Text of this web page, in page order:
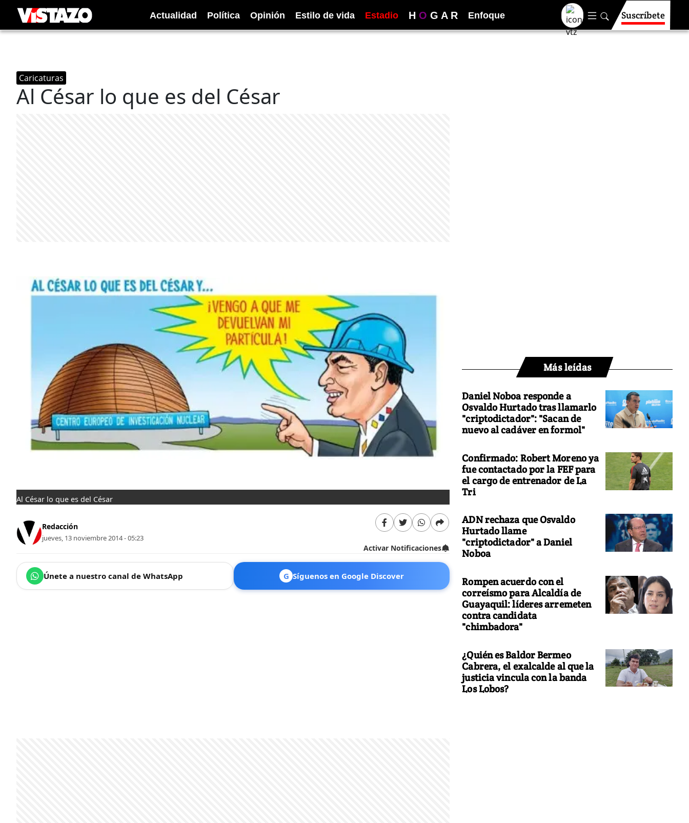
Actualidad Política Opinión Estilo de vida Estadio H O G A R Enfoque Suscríbete
Caricaturas
Al César lo que es del César
Al César lo que es del César
Redacción
jueves, 13 noviembre 2014 - 05:23
Activar Notificaciones
Únete a nuestro canal de WhatsApp G Síguenos en Google Discover
Más leídas
Daniel Noboa responde a
Osvaldo Hurtado tras llamarlo
"criptodictador": "Sacan de
nuevo al cadáver en formol"
Confirmado: Robert Moreno ya
fue contactado por la FEF para
el cargo de entrenador de La
Tri
ADN rechaza que Osvaldo
Hurtado llame
"criptodictador" a Daniel
Noboa
Rompen acuerdo con el
correísmo para Alcaldía de
Guayaquil: líderes arremeten
contra candidata
"chimbadora"
¿Quién es Baldor Bermeo
Cabrera, el exalcalde al que la
justicia vincula con la banda
Los Lobos?